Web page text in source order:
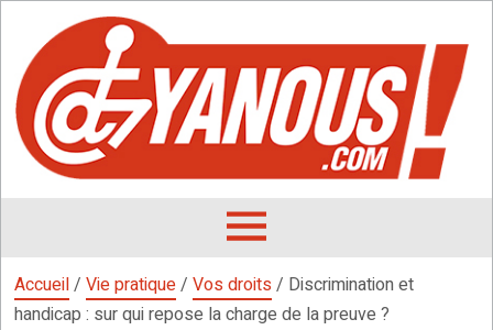
contenu
OUVRIR
MENU
Accueil/ Vie pratique/ Vos droits/ Discrimination et
handicap : sur qui repose la charge de la preuve ?